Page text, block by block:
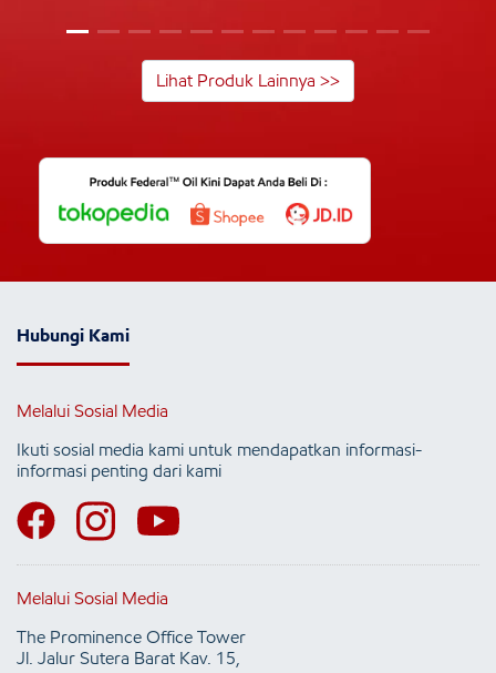
Lihat Produk Lainnya >>
Hubungi Kami
Melalui Sosial Media
Ikuti sosial media kami untuk mendapatkan informasi-
informasi penting dari kami
Melalui Sosial Media
The Prominence Office Tower
Jl. Jalur Sutera Barat Kav. 15,